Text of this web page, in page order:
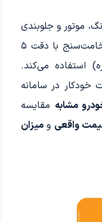
موتور و جلوبندی
از ابزارهای دیجیتال با دقت بالا (ضخامت‌سنج با دقت ۵
استفاده می‌کند.
خودکار در سامانه
مقایسه
واقعی ومیزان